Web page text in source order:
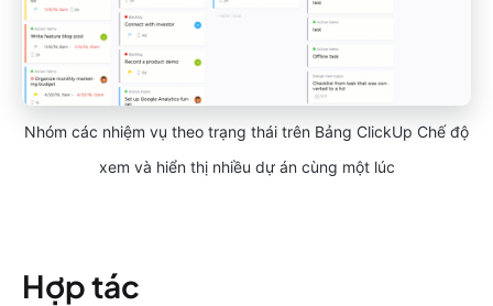
Nhóm các nhiệm vụ theo trạng thái trên Bảng ClickUp Chế độ
xem và hiển thị nhiều dự án cùng một lúc
Hợp tác